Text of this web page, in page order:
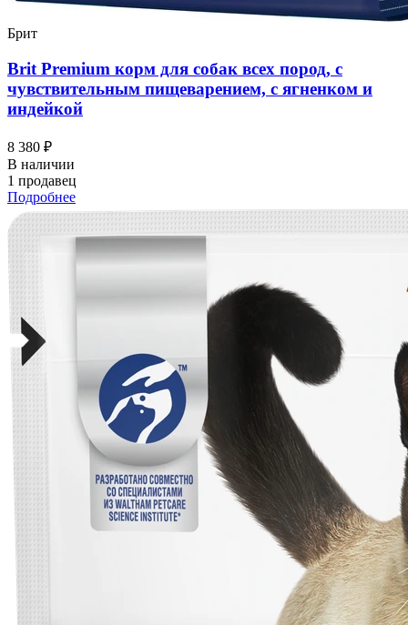
Брит
Brit Premium корм для собак всех пород, с
чувствительным пищеварением, с ягненком и
индейкой
8 380 ₽
В наличии
1 продавец
Подробнее